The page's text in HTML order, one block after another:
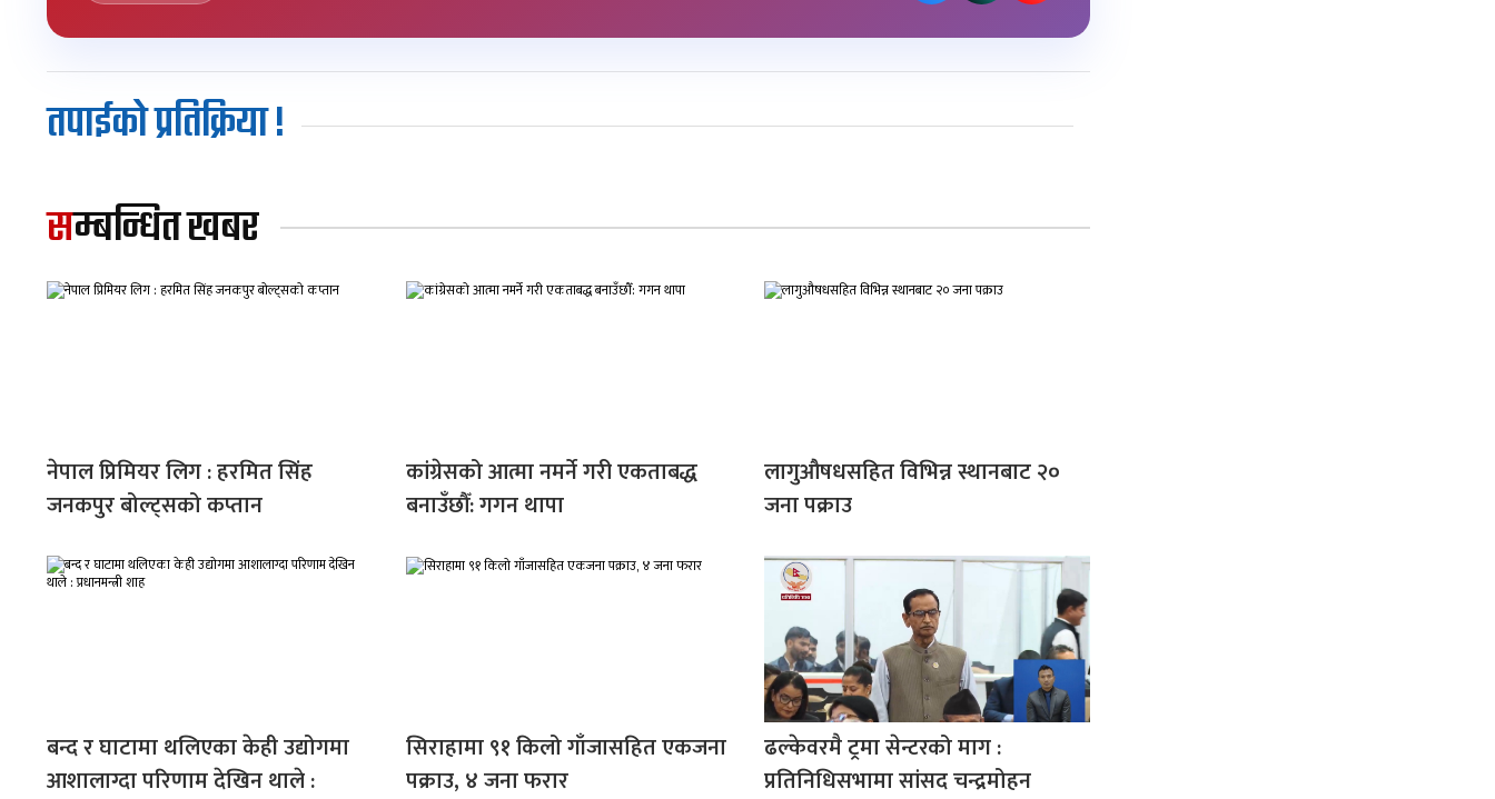
तपाईको प्रतिक्रिया !
सम्बन्धित खबर
नेपाल प्रिमियर लिग : हरमित सिंह
जनकपुर बोल्ट्सको कप्तान
कांग्रेसको आत्मा नमर्ने गरी एकताबद्ध
बनाउँछौँ: गगन थापा
लागुऔषधसहित विभिन्न स्थानबाट २०
जना पक्राउ
बन्द र घाटामा थलिएका केही उद्योगमा
आशालाग्दा परिणाम देखिन थाले :
सिराहामा ९१ किलो गाँजासहित एकजना
पक्राउ, ४ जना फरार
ढल्केवरमै ट्रमा सेन्टरको माग :
प्रतिनिधिसभामा सांसद चन्द्रमोहन